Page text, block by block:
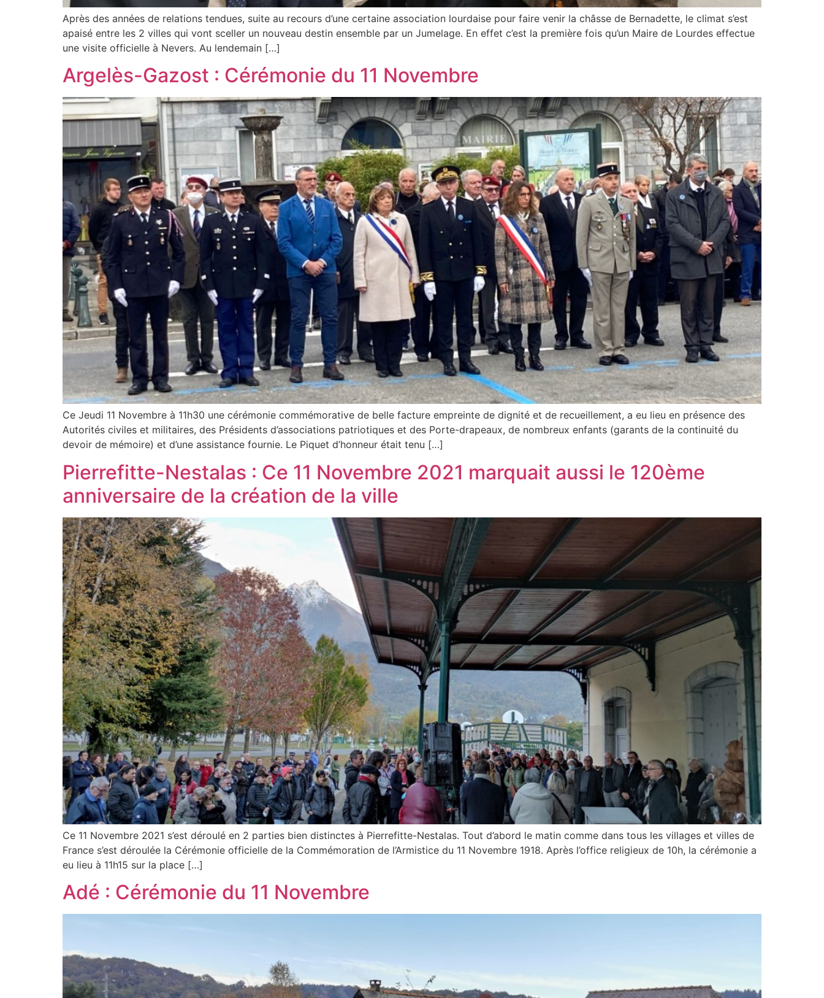
Après des années de relations tendues, suite au recours d’une certaine association lourdaise pour faire venir la châsse de Bernadette, le climat s’est
apaisé entre les 2 villes qui vont sceller un nouveau destin ensemble par un Jumelage. En effet c’est la première fois qu’un Maire de Lourdes effectue
une visite officielle à Nevers. Au lendemain […]
Argelès-Gazost : Cérémonie du 11 Novembre
Ce Jeudi 11 Novembre à 11h30 une cérémonie commémorative de belle facture empreinte de dignité et de recueillement, a eu lieu en présence des
Autorités civiles et militaires, des Présidents d’associations patriotiques et des Porte-drapeaux, de nombreux enfants (garants de la continuité du
devoir de mémoire) et d’une assistance fournie. Le Piquet d’honneur était tenu […]
Pierrefitte-Nestalas : Ce 11 Novembre 2021 marquait aussi le 120ème
anniversaire de la création de la ville
Ce 11 Novembre 2021 s’est déroulé en 2 parties bien distinctes à Pierrefitte-Nestalas. Tout d’abord le matin comme dans tous les villages et villes de
France s’est déroulée la Cérémonie officielle de la Commémoration de l’Armistice du 11 Novembre 1918. Après l’office religieux de 10h, la cérémonie a
eu lieu à 11h15 sur la place […]
Adé : Cérémonie du 11 Novembre